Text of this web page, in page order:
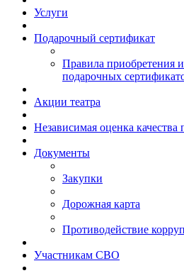
Услуги
Подарочный сертификат
Правила приобретения
подарочных
Акции театра
Независимая оценка качества
Документы
Закупки
Дорожная карта
Противодействие
Участникам СВО